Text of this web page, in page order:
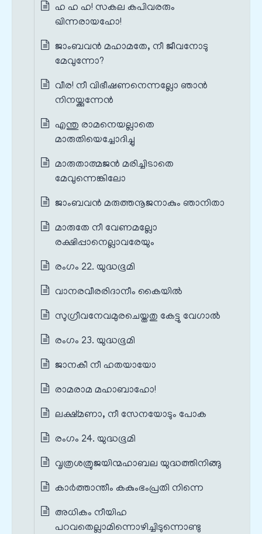
ഹ ഹ ഹ! സകല കപിവരരും
ഖിന്നരായഹോ!
ജാംബവൻ മഹാമതേ, നീ ജീവനോടു
മേവുന്നോ?
വീര! നീ വിഭീഷണനെന്നല്ലോ ഞാൻ
നിനയ്ക്കുന്നേൻ
എന്തു രാമനെയല്ലാതെ
മാരുതിയെച്ചോദിച്ചു
മാരുതാത്മജൻ മരിച്ചിടാതെ
മേവുന്നെങ്കിലോ
ജാംബവൻ മരുത്തനൂജനാകും ഞാനിതാ
മാരുതേ നീ വേണമല്ലോ
രക്ഷിപ്പാനെല്ലാവരേയും
രംഗം 22. യുദ്ധഭൂമി
വാനരവീരരിദാനീം കൈയിൽ
സുഗ്രീവനേവമുരചെയ്തതു കേട്ടു വേഗാൽ
രംഗം 23. യുദ്ധഭൂമി
ജാനകീ നീ ഹതയായോ
രാമരാമ മഹാബാഹോ!
ലക്ഷ്മണാ, നീ സേനയോടും പോക
രംഗം 24. യുദ്ധഭൂമി
വൃത്രശത്രുജയിന്മഹാബല യുദ്ധത്തിനിങ്ങു
കാർത്താന്തീം കകുംഭംപ്രതി നിന്നെ
അധികം നീയിഹ
പറവതെല്ലാമിന്നൊഴിച്ചിടുന്നൊണ്ടു